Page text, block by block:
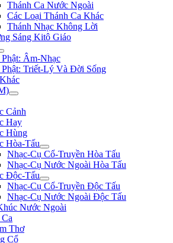
Thánh Ca Nước Ngoài
Các Loại Thánh Ca Khác
Thánh Nhạc Không Lời
Sáng Kitô Giáo
Âm-Nhạc
Triết-Lý Và Đời Sống
Cảnh
Hay
Hùng
Hòa-Tấu
Nhạc-Cụ Cổ-Truyền Hòa Tấu
Nhạc-Cụ Nước Ngoài Hòa Tấu
Độc-Tấu
Nhạc-Cụ Cổ-Truyền Độc Tấu
Nhạc-Cụ Nước Ngoài Độc Tấu
Nước Ngoài
Thơ
Cổ